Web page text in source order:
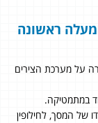
ראשונה
על מערכת הצירים
של המסך, לחילופין